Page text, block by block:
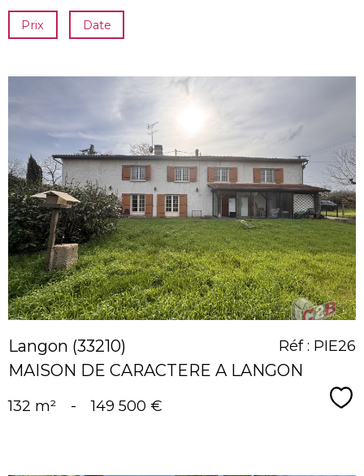
Prix Date
voir le
bien
Langon (33210)
MAISON DE CARACTERE A LANGON
Réf : PIE26
132 m² - 149 500 €